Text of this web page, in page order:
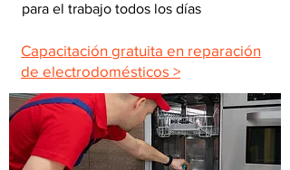
para el trabajo todos los días
Capacitación gratuita en reparación
de electrodomésticos >